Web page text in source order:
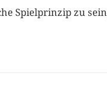
Spielprinzip zu